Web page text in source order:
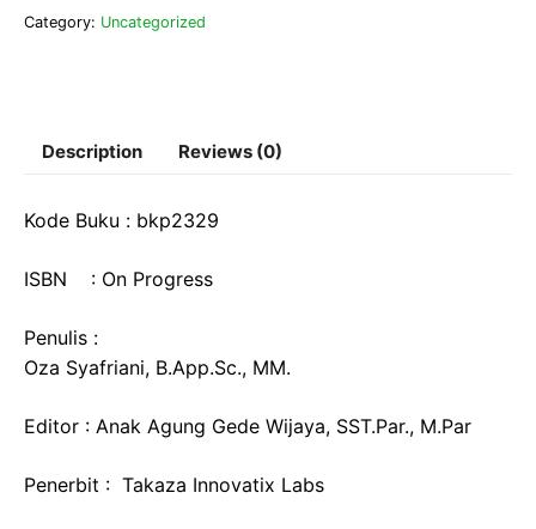
Category: Uncategorized
Description Reviews (0)
Kode Buku : bkp2329
ISBN : On Progress
Penulis :
Oza Syafriani, B.App.Sc., MM.
Editor : Anak Agung Gede Wijaya, SST.Par., M.Par
Penerbit : Takaza Innovatix Labs